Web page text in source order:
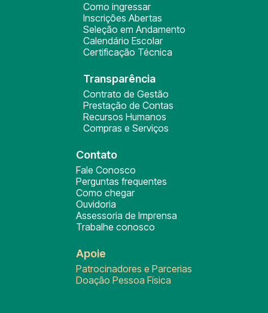
Como ingressar
Inscrições Abertas
Seleção em Andamento
Calendário Escolar
Certificação Técnica
Transparência
Contrato de Gestão
Prestação de Contas
Recursos Humanos
Compras e Serviços
Contato
Fale Conosco
Perguntas frequentes
Como chegar
Ouvidoria
Assessoria de Imprensa
Trabalhe conosco
Apoie
Patrocinadores e Parcerias
Doação Pessoa Física